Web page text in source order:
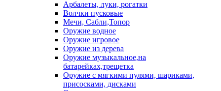
Арбалеты, луки, рогатки
Волчки пусковые
Мечи, Сабли,Топор
Оружие водное
Оружие игровое
Оружие из дерева
Оружие музыкальное,на
батарейках,трещетка
Оружие с мягкими пулями, шариками,
присосками, дисками